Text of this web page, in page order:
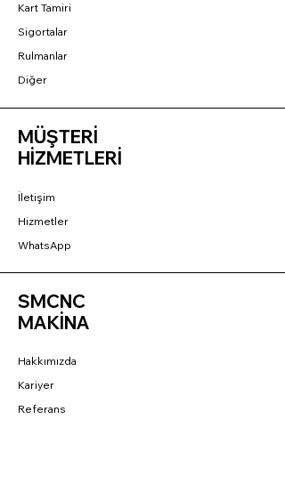
Kart Tamiri
Sigortalar
Rulmanlar
Diğer
MÜŞTERİ
HİZMETLERİ
İletişim
Hizmetler
WhatsApp
SMCNC
MAKİNA
Hakkımızda
Kariyer
Referans